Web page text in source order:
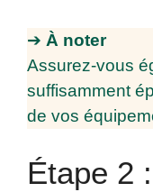
➔ À noter
Assurez-vous
suffisamment
de vos
Étape 2